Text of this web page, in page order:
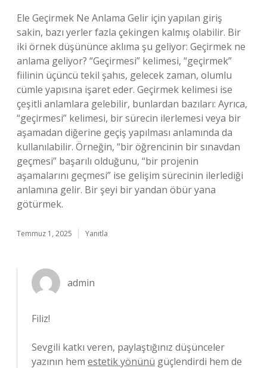
Ele Geçirmek Ne Anlama Gelir için yapılan giriş
sakin, bazı yerler fazla çekingen kalmış olabilir. Bir
iki örnek düşününce aklıma şu geliyor: Geçirmek ne
anlama geliyor? “Geçirmesi” kelimesi, “geçirmek”
fiilinin üçüncü tekil şahıs, gelecek zaman, olumlu
cümle yapısına işaret eder. Geçirmek kelimesi ise
çeşitli anlamlara gelebilir, bunlardan bazıları: Ayrıca,
“geçirmesi” kelimesi, bir sürecin ilerlemesi veya bir
aşamadan diğerine geçiş yapılması anlamında da
kullanılabilir. Örneğin, “bir öğrencinin bir sınavdan
geçmesi” başarılı olduğunu, “bir projenin
aşamalarını geçmesi” ise gelişim sürecinin ilerlediği
anlamına gelir. Bir şeyi bir yandan öbür yana
götürmek.
Temmuz 1, 2025 Yanıtla
admin
Filiz!
Sevgili katkı veren, paylaştığınız düşünceler
yazının hem estetik yönünü güçlendirdi hem de